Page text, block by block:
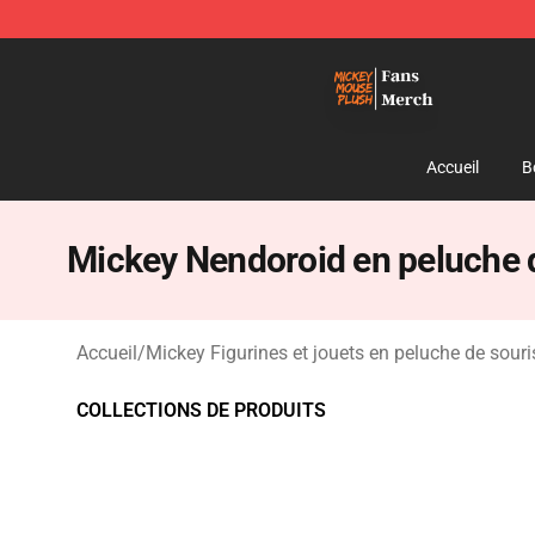
Accueil
Mickey Nendoroid en peluche
Accueil/Mickey Figurines et jouets en peluche de
COLLECTIONS DE PRODUITS